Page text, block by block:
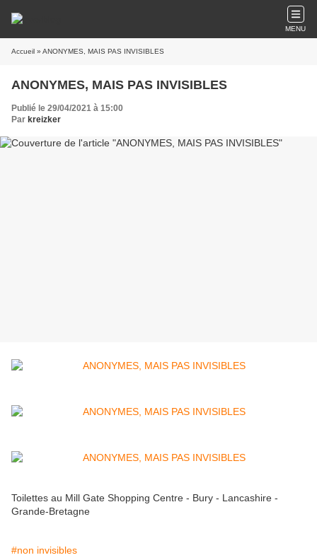
MENU
Accueil » ANONYMES, MAIS PAS INVISIBLES
ANONYMES, MAIS PAS INVISIBLES
Publié le 29/04/2021 à 15:00
Par kreizker
Toilettes au Mill Gate Shopping Centre - Bury - Lancashire -
Grande-Bretagne
#non invisibles